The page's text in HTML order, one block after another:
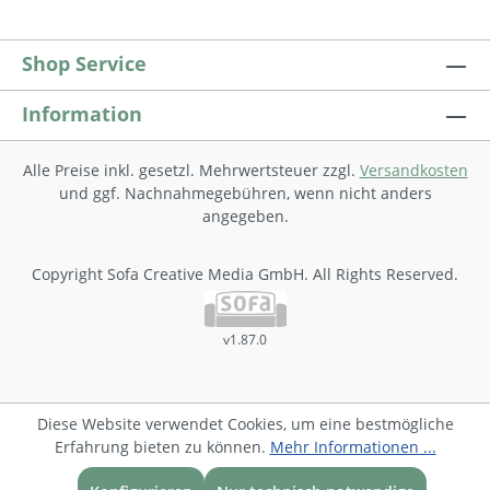
Aufgaben sehen Partnerarbeit vor und
sind als solche kenntlich gemacht.
Zusatzaufgaben dienen der
Differenzierung.
Shop Service
Information
Alle Preise inkl. gesetzl. Mehrwertsteuer zzgl. Versandkosten
und ggf. Nachnahmegebühren, wenn nicht anders
angegeben.
Copyright Sofa Creative Media GmbH. All Rights Reserved.
v1.87.0
Diese Website verwendet Cookies, um eine bestmögliche
Erfahrung bieten zu können. Mehr Informationen ...